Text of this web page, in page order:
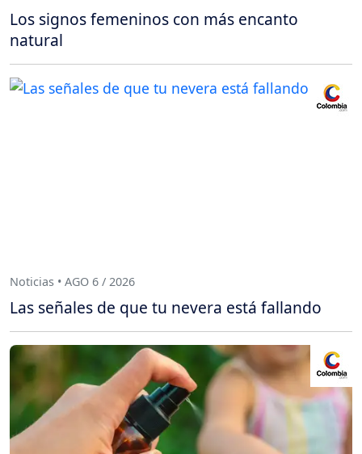
Los signos femeninos con más encanto
natural
Noticias • AGO 6 / 2026
Las señales de que tu nevera está fallando